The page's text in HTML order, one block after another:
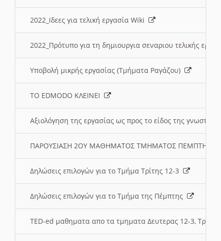
2022_Ιδεες για τελική εργασία Wiki
2022_Πρότυπο για τη δημιουργια σεναριου τελικής
Υποβολή μικρής εργασίας (Τμήματα Ραγάζου)
ΤΟ EDMODO ΚΛΕΙΝΕΙ
Αξιολόγηση της εργασίας ως προς το είδος της
ΠΑΡΟΥΣΙΑΣΗ 2ΟΥ ΜΑΘΗΜΑΤΟΣ ΤΜΗΜΑΤΟΣ
Δηλώσεις επιλογών για το Τμήμα Τρίτης 12-3
Δηλώσεις επιλογών για το Τμήμα της Πέμπτης
TED-ed μαθηματα απο τα τμηματα Δευτερας 12-3,